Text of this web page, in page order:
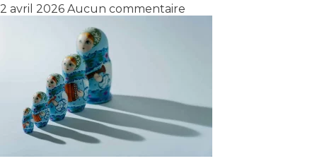
2 avril 2026 Aucun commentaire